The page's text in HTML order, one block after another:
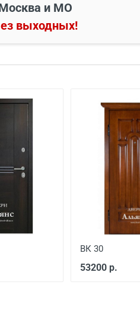
и МО
выходных!
ВК 30
53200 р.